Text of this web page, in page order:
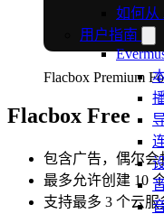
如何从
用户指南
Flacbox Premium
Flacbox Free
包含广告，偶尔会
最多允许创建 10
支持最多 3 个云服